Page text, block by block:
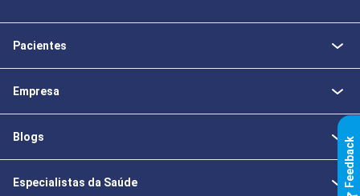
Pacientes
Empresa
Blogs
Especialistas da Saúde k